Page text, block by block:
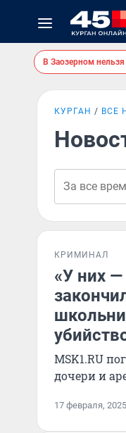
В Заозерном
КУРГАН ВСЕ
КРИМИНАЛ
«У них
MSK1.RU
дочери и
17 февраля,